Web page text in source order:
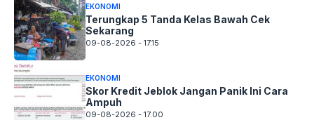
EKONOMI
Terungkap 5 Tanda Kelas Bawah Cek
Sekarang
09-08-2026 - 17.15
EKONOMI
Skor Kredit Jeblok Jangan Panik Ini Cara
Ampuh
09-08-2026 - 17.00